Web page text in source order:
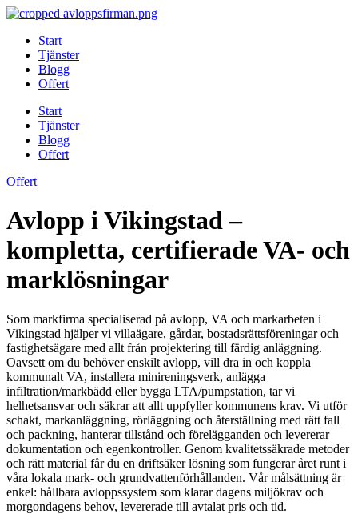
Skip
contentStart
Tjänster
Blogg
Offert
Start
Tjänster
Blogg
Offert
Offert
Avlopp i Vikingstad –
kompletta, certifierade VA- och
marklösningar
Som markfirma specialiserad på avlopp, VA och markarbeten i
Vikingstad hjälper vi villaägare, gårdar, bostadsrättsföreningar och
fastighetsägare med allt från projektering till färdig anläggning.
Oavsett om du behöver enskilt avlopp, vill dra in och koppla
kommunalt VA, installera minireningsverk, anlägga
infiltration/markbädd eller bygga LTA/pumpstation, tar vi
helhetsansvar och säkrar att allt uppfyller kommunens krav. Vi utför
schakt, markanläggning, rörläggning och återställning med rätt fall
och packning, hanterar tillstånd och förelägganden och levererar
dokumentation och egenkontroller. Genom kvalitetssäkrade metoder
och rätt material får du en driftsäker lösning som fungerar året runt i
våra lokala mark- och grundvattenförhållanden. Vår målsättning är
enkel: hållbara avloppssystem som klarar dagens miljökrav och
morgondagens behov, levererade till avtalat pris och tid.